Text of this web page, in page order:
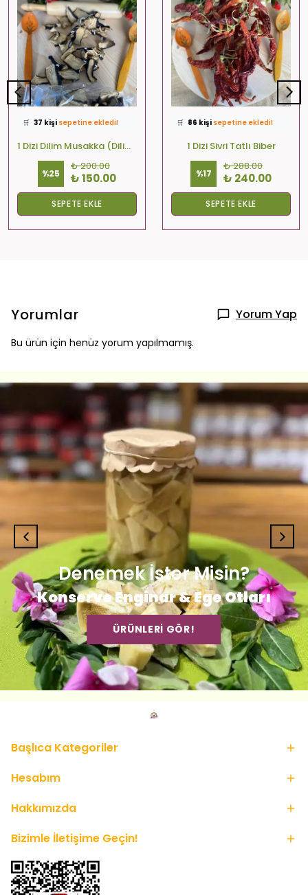
⭐️ Bu ürünü572 kişi favoriledi!
🛒 37 kişisepetine ekledi!
✅ Bugün 32 adetsatıldı
yapılıyor! 1 Dizi Dilim Musakka (Dilim-Kare-Yuvarlak)
%25
₺ 200.00
₺ 150.00
SEPETE EKLE
⭐️ Bu ürünü499 kişi favoriledi!
🛒 86 kişisepetine ekledi!
✅ Bugün 23 adetsatıldı
1 Dizi Sivri Tatlı Biber
%17
₺ 288.00
₺ 240.00
SEPETE EKLE
Yorumlar Yorum Yap
Bu ürün için henüz yorum yapılmamış.
Denemek İster Misin?
Konserve Enginar & Ege Otları
ÜRÜNLERİ GÖR!
Başlıca Kategoriler
Hesabım
Hakkımızda
Bizimle İletişime Geçin!